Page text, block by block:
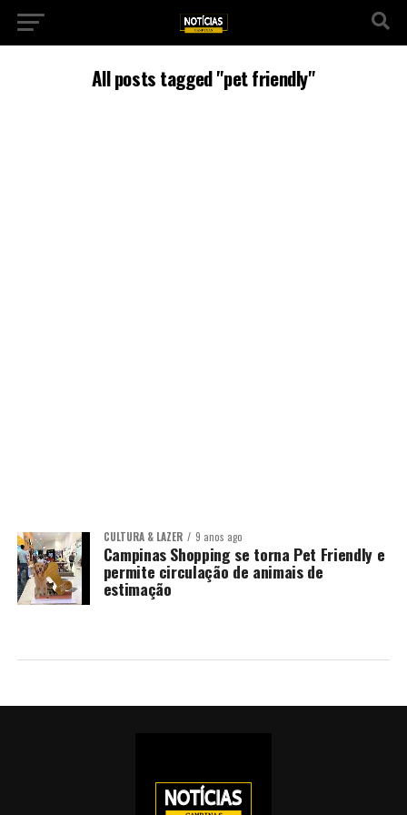
All posts tagged "pet friendly"
CULTURA & LAZER 9 anos ago
Campinas Shopping se torna Pet Friendly e
permite circulação de animais de
estimação